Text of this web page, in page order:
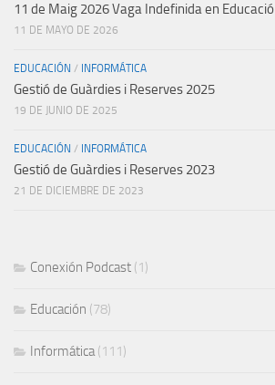
11 de Maig 2026 Vaga Indefinida en Educació
11 DE MAYO DE 2026
EDUCACIÓN / INFORMÁTICA
Gestió de Guàrdies i Reserves 2025
19 DE JUNIO DE 2025
EDUCACIÓN / INFORMÁTICA
Gestió de Guàrdies i Reserves 2023
21 DE DICIEMBRE DE 2023
Conexión Podcast (1)
Educación (78)
Informática(111)